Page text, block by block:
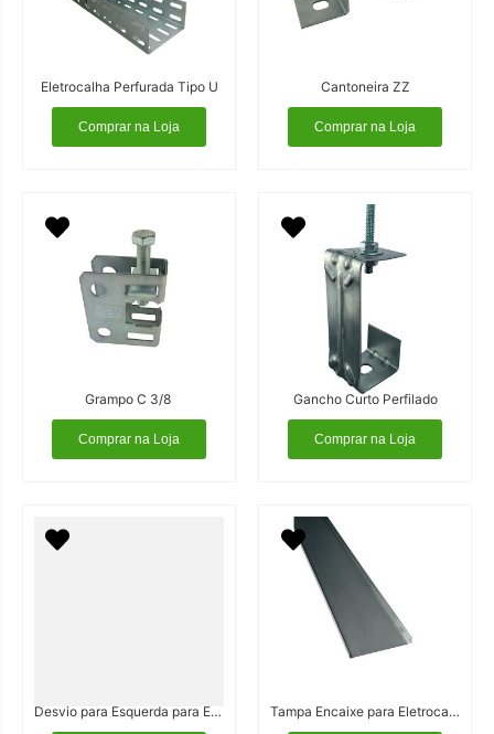
Eletrocalha Perfurada Tipo U
Comprar na Loja
Cantoneira ZZ
Comprar na Loja
Grampo C 3/8
Comprar na Loja
Gancho Curto Perfilado
Comprar na Loja
Desvio para Esquerda para Eletrocalha Tampa Encaixe para Eletrocalha